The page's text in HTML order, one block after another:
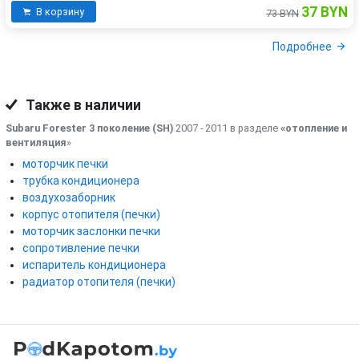
В корзину 73 BYN 37 BYN
Подробнее
Также в наличии
Subaru Forester 3 поколение (SH) 2007 - 2011 в разделе «отопление и
вентиляция»
моторчик печки
трубка кондиционера
воздухозаборник
корпус отопителя (печки)
моторчик заслонки печки
сопротивление печки
испаритель кондиционера
радиатор отопителя (печки)